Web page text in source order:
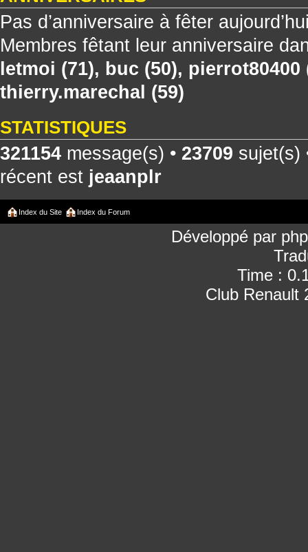
Pas d’anniversaire à fêter
Membres fêtant leur anniversaire
letmoi (71), buc (50), pierrot80400
thierry.marechal (59)
STATISTIQUES
321154 message(s) • 23709 sujet(s)
récent est jeaanplr
Index du Site Index du Forum
Développé par
Time :
Club Renault